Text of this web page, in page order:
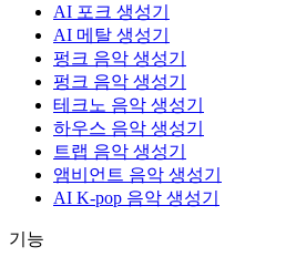
AI 포크 생성기
AI 메탈 생성기
펑크 음악 생성기
펑크 음악 생성기
테크노 음악 생성기
하우스 음악 생성기
트랩 음악 생성기
앰비언트 음악 생성기
AI K-pop 음악 생성기
기능